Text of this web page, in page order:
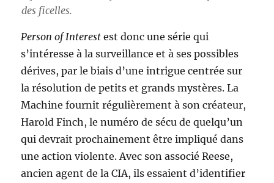
des ficelles.
Person of Interest est donc une série qui
s’intéresse à la surveillance et à ses possibles
dérives, par le biais d’une intrigue centrée sur
la résolution de petits et grands mystères. La
Machine fournit régulièrement à son créateur,
Harold Finch, le numéro de sécu de quelqu’un
qui devrait prochainement être impliqué dans
une action violente. Avec son associé Reese,
ancien agent de la CIA, ils essaient d’identifier